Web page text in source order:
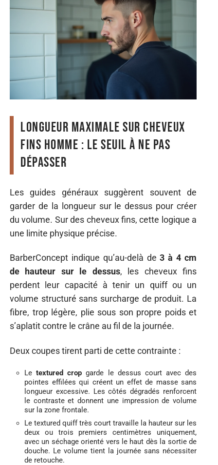
Longueur maximale sur cheveux
fins homme : le seuil à ne pas
dépasser
Les guides généraux suggèrent souvent de
garder de la longueur sur le dessus pour créer
du volume. Sur des cheveux fins, cette logique a
une limite physique précise.
BarberConcept indique qu’au-delà de3 à 4 cm
de hauteur sur le dessus, les cheveux fins
perdent leur capacité à tenir un quiff ou un
volume structuré sans surcharge de produit. La
fibre, trop légère, plie sous son propre poids et
s’aplatit contre le crâne au fil de la journée.
Deux coupes tirent parti de cette contrainte :
Letextured crop garde le dessus court avec des
pointes effilées qui créent un effet de masse sans
longueur excessive. Les côtés dégradés renforcent
le contraste et donnent une impression de volume
sur la zone frontale.
Le textured quiff très court travaille la hauteur sur les
deux ou trois premiers centimètres uniquement,
avec un séchage orienté vers le haut dès la sortie de
douche. Le volume tient la journée sans nécessiter
de retouche.